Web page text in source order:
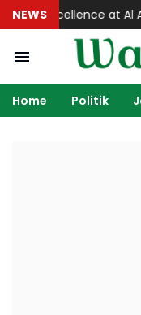
NEWS
Excellence at Al
Home Politik